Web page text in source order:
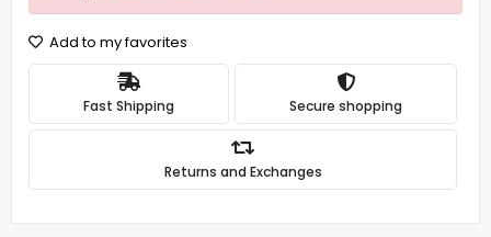
Add to my favorites
Fast Shipping Secure shopping
Returns and Exchanges